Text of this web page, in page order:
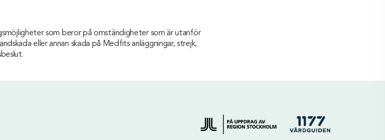
som beror på omständigheter som är utanför
eller annan skada på Medfits anläggningar, strejk,